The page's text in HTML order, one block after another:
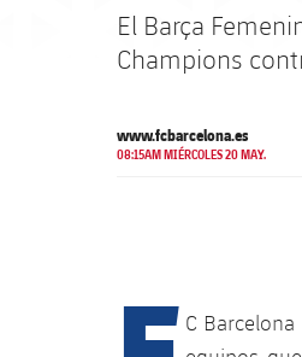
El Barça
Champions
www.fcbarcelona.es
08:15AM MIÉRCOLES 20 MAY.
C